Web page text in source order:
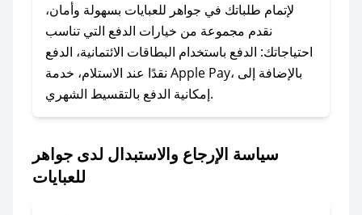
### ماذا أفعل إذا لم يعمل كود الخصم؟
لا تقلق! يمكنك التواصل مع فريق دعم صحصح عبر
الرسائل الخاصة على تويتر أو البريد الإلكتروني،
وسنقوم بحل المشكلة في أسرع وقت ممكن.
### ماذا أفعل إذا لم أجد كود خصم لمتجري
في حال عدم توفر كوبونات لمتجرك المفضل، يمكنك
مراسلتنا مباشرة وسنعمل على توفير الكوبونات في
لإتمام طلباتك في جواهر للعبايات بسهولة وأمان،
نقدم مجموعة من خيارات الدفع التي تناسب
احتياجاتك: الدفع باستخدام البطاقات الائتمانية، الدفع
نقدًا عند الاستلام، خدمة Apple Pay، بالإضافة إلى
إمكانية الدفع بالتقسيط الشهري.
سياسة الإرجاع والاستبدال لدى جواهر
للعبايات